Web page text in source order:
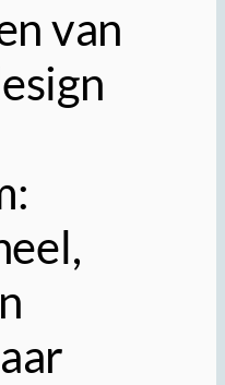
van